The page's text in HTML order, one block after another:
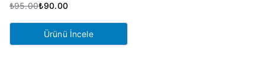
₺95.00
Orijinal
fiyat:
₺95.00.
₺90.00
Şu
andaki
fiyat:
Ürünü İncele